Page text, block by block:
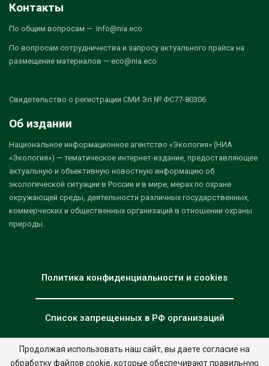
Контакты
По общим вопросам — info@nia.eco
По вопросам сотрудничества и запросу актуального прайса на
размещение материалов — eco@nia.eco
Свидетельство о регистрации СМИ Эл № ФС77-80306
Об издании
Национальное информационное агентство «Экология» (НИА
«Экология») — тематическое интернет-издание, предоставляющее
актуальную и объективную новостную информацию об
экологической ситуации в России и в мире, мерах по охране
окружающей среды, деятельности различных государственных,
коммерческих и общественных организаций в отношении охраны
природы.
Политика конфиденциальности и cookies
Список запрещенных в РФ организаций
Продолжая использовать наш сайт, вы даете согласие на
обработку файлов cookie, которые обеспечивают правильную